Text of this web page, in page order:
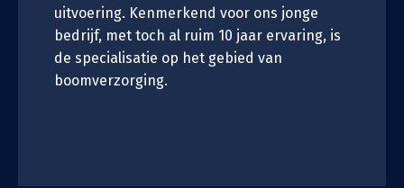
uitvoering. Kenmerkend voor ons jonge
bedrijf, met toch al ruim 10 jaar ervaring, is
de specialisatie op het gebied van
boomverzorging.